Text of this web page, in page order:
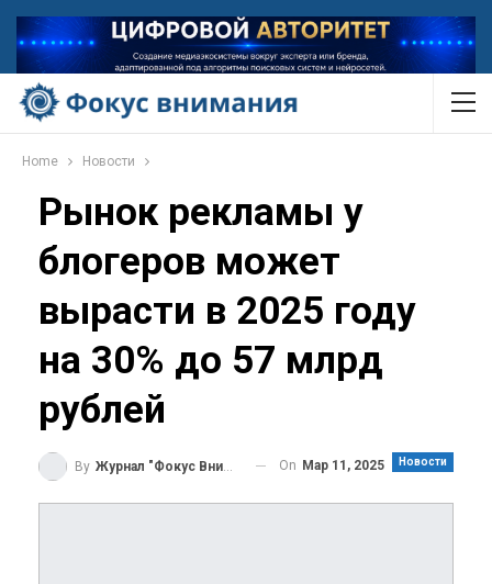
Home Новости
Рынок рекламы у
блогеров может
вырасти в 2025 году
на 30% до 57 млрд
рублей
Новости
By Журнал "Фокус Внимания" On Мар 11, 2025